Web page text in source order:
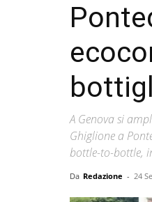
A Genova si
Ghiglione a
bottle-to-bottle,
Da Redazione - 24